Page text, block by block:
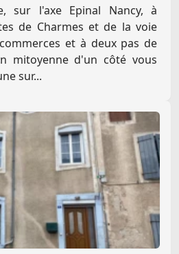
sur l'axe Epinal Nancy, à
de Charmes et de la voie
et à deux pas de
mitoyenne d'un côté vous
sur...